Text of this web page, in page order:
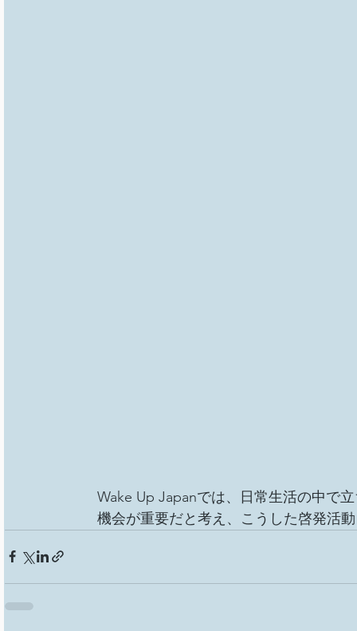
Wake Up Japanでは、日常生活の中で
機会が重要だと考え、こうした啓発活